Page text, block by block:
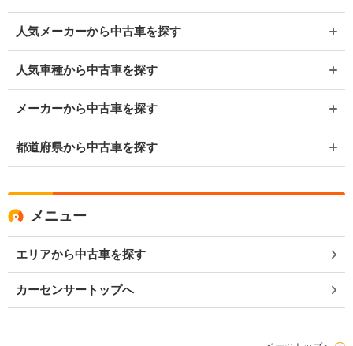
人気メーカーから中古車を探す
人気車種から中古車を探す
メーカーから中古車を探す
都道府県から中古車を探す
メニュー
エリアから中古車を探す
カーセンサートップへ